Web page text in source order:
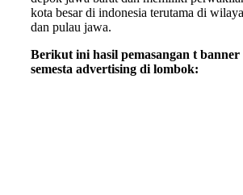
kota besar di indonesia terutama di
dan pulau jawa.
Berikut ini hasil pemasangan t
semesta advertising di lombok: